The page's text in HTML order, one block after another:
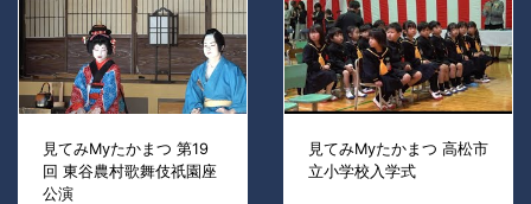
見てみMyたかまつ 第19
回 東谷農村歌舞伎祇園座
公演
見てみMyたかまつ 高松市
立小学校入学式